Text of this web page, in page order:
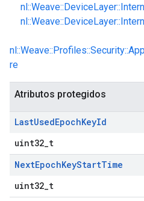
re
Atributos protegidos
LastUsedEpochKeyId
uint32_t
NextEpochKeyStartTime
uint32_t